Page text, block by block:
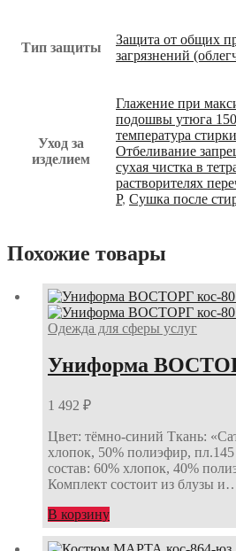
Тип защиты
Защита от общих
загрязнений
Уход за
изделием
Глажение при
подошвы утюга
температура
Отбеливание
сухая чистка в
растворителях
Р, Сушка после
Похожие товары
Одежда для сферы услуг
Униформа
1 492 ₽
Цвет: тёмно-синий Ткань:
хлопок, 50% полиэфир,
состав: 60% хлопок, 40%
Комплект состоит из блузы
В корзину